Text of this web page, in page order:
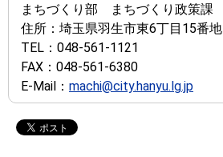
まちづくり部 まちづくり政策課
住所： 埼玉県羽生市東6丁目15番地
TEL： 048-561-1121
FAX： 048-561-6380
E-Mail： machi@city.hanyu.lg.jp